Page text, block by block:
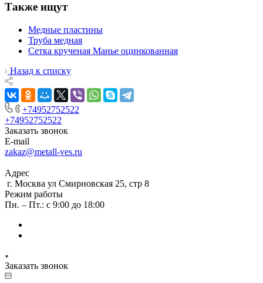
Также ищут
Медные пластины
Труба медная
Сетка крученая Манье оцинкованная
Назад к списку
+74952752522
+74952752522
Заказать звонок
E-mail
zakaz@metall-ves.ru
Адрес
г. Москва ул Смирновская 25, стр 8
Режим работы
Пн. – Пт.: с 9:00 до 18:00
Заказать звонок